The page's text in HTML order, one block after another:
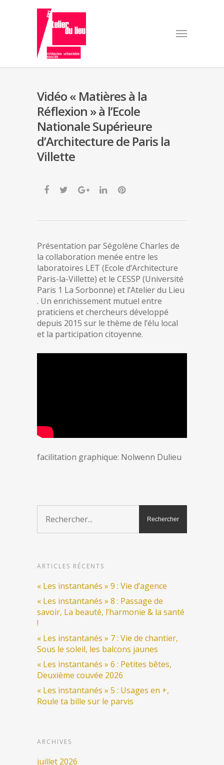
Vidéo « Matières à la
Réflexion » à l’Ecole
Nationale Supérieure
d’Architecture de Paris la
Villette
Présentation par Ségolène Charles de
la collaboration menée entre les
laboratoires LET (Ecole d’Architecture
Paris-la-Villette) et le CESSP (Université
Paris 1 La Sorbonne) et l’Atelier du Lieu
. Un enrichissement mutuel entre
praticiens et chercheurs développé
depuis 2015 sur le thème de l’élu local
et la participation citoyenne.
facilitation graphique: Nolwenn Dulieu
ARTICLES RÉCENTS
« Les instantanés » 9 : Vie d’agence
« Les instantanés » 8 : Passage de
savoir, La beauté, l’harmonie & la santé
!
« Les instantanés » 7 : Vie de chantier,
Sous le soleil, les balcons jaunes
« Les instantanés » 6 : Petites bêtes,
Deuxième couvée 2026
« Les instantanés » 5 : Usages en +,
Roule ta bille sur le parvis
ARCHIVES
juillet 2026